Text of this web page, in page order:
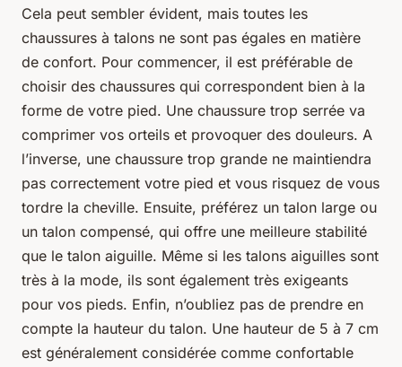
Cela peut sembler évident, mais toutes les
chaussures à talons ne sont pas égales en matière
de confort. Pour commencer, il est préférable de
choisir des chaussures qui correspondent bien à la
forme de votre pied. Une chaussure trop serrée va
comprimer vos orteils et provoquer des douleurs. A
l’inverse, une chaussure trop grande ne maintiendra
pas correctement votre pied et vous risquez de vous
tordre la cheville. Ensuite, préférez un talon large ou
un talon compensé, qui offre une meilleure stabilité
que le talon aiguille. Même si les talons aiguilles sont
très à la mode, ils sont également très exigeants
pour vos pieds. Enfin, n’oubliez pas de prendre en
compte la hauteur du talon. Une hauteur de 5 à 7 cm
est généralement considérée comme confortable